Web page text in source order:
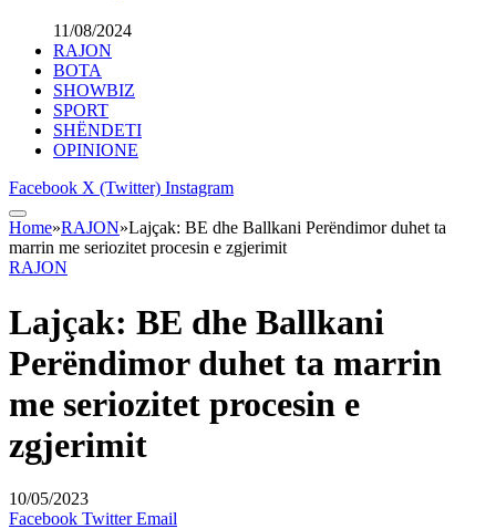
11/08/2024
RAJON
BOTA
SHOWBIZ
SPORT
SHËNDETI
OPINIONE
Facebook X (Twitter) Instagram
Home»RAJON»Lajçak: BE dhe Ballkani Perëndimor duhet ta
marrin me seriozitet procesin e zgjerimit
RAJON
Lajçak: BE dhe Ballkani
Perëndimor duhet ta marrin
me seriozitet procesin e
zgjerimit
10/05/2023
Facebook Twitter Email